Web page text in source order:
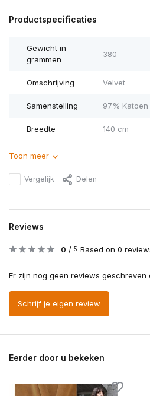
Productspecificaties
Gewicht in
grammen
380
Omschrijving Velvet
Samenstelling 97%
Breedte 140 cm
Toon meer
Vergelijk Delen
Reviews
0 / 5 Based on 0
Er zijn nog geen reviews geschreven
Schrijf je eigen review
Eerder door u bekeken